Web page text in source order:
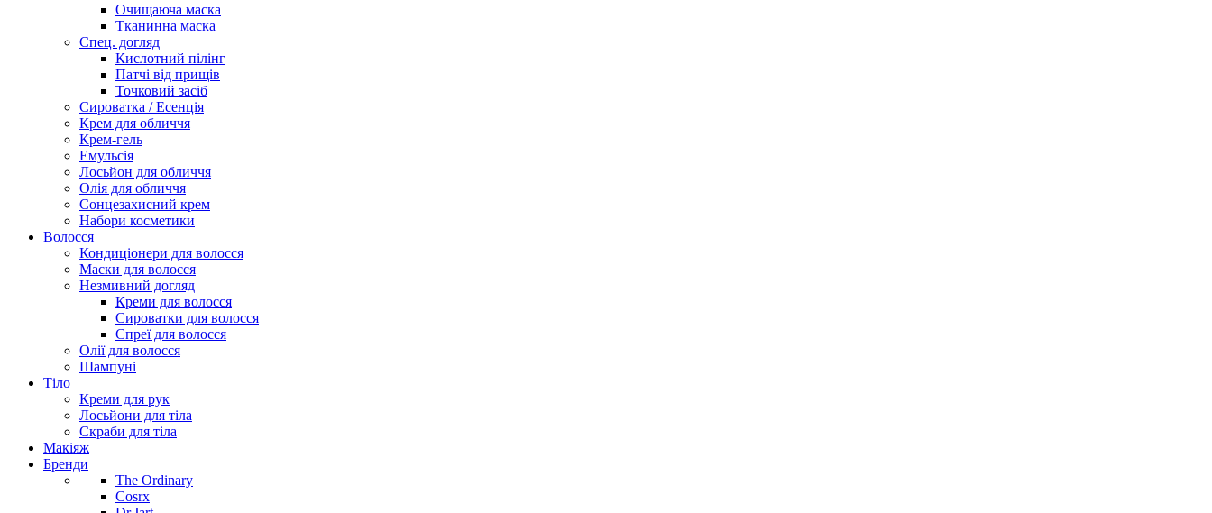
Очищаюча маска
Тканинна маска
Спец. догляд
Кислотний пілінг
Патчі від прищів
Точковий засіб
Сироватка / Есенція
Крем для обличчя
Крем-гель
Емульсія
Лосьйон для обличчя
Олія для обличчя
Сонцезахисний крем
Набори косметики
Волосся
Кондиціонери для волосся
Маски для волосся
Незмивний догляд
Креми для волосся
Сироватки для волосся
Спреї для волосся
Олії для волосся
Шампуні
Тіло
Креми для рук
Лосьйони для тіла
Скраби для тіла
Макіяж
Бренди
The Ordinary
Cosrx